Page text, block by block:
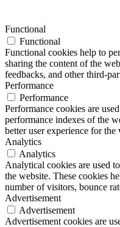
Functional
Functional
Functional cookies help to
sharing the content of the
feedbacks, and other third-
Performance
Performance
Performance cookies are
performance indexes of the
better user experience for the
Analytics
Analytics
Analytical cookies are used
the website. These cookies
number of visitors, bounce
Advertisement
Advertisement
Advertisement cookies are